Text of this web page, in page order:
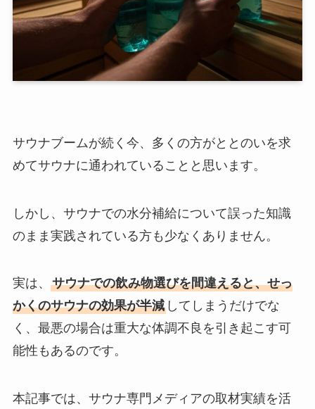
サウナブームが続く今、多くの方がととのいを求
めてサウナに通われていることと思います。
しかし、サウナでの水分補給について誤った知識
のまま実践されている方も少なくありません。
実は、 サウナでの飲み物選びを間違えると、せっ
かくのサウナの効果が半減してしまうだけでな
く、最悪の場合は重大な体調不良を引き起こす可
能性もあるのです。
本記事では、サウナ専門メディアの取材実績を活